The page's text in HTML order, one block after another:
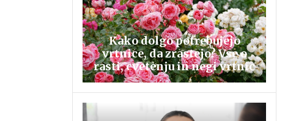
Kako dolgo potrebujejo
vrtnice, da zrastejo? Vse o
rasti, cvetenju in negi vrtnic